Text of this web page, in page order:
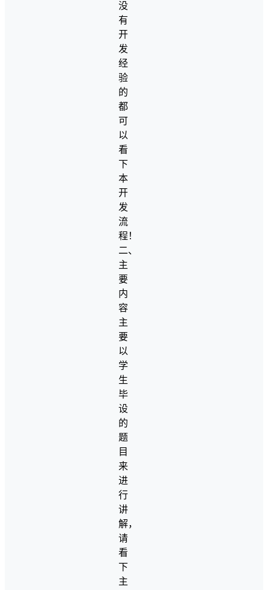
没
有
开
发
经
验
的
都
可
以
看
下
本
开
发
流
程！
二、
主
要
内
容
主
要
以
学
生
毕
设
的
题
目
来
进
行
讲
解，
请
看
下
主